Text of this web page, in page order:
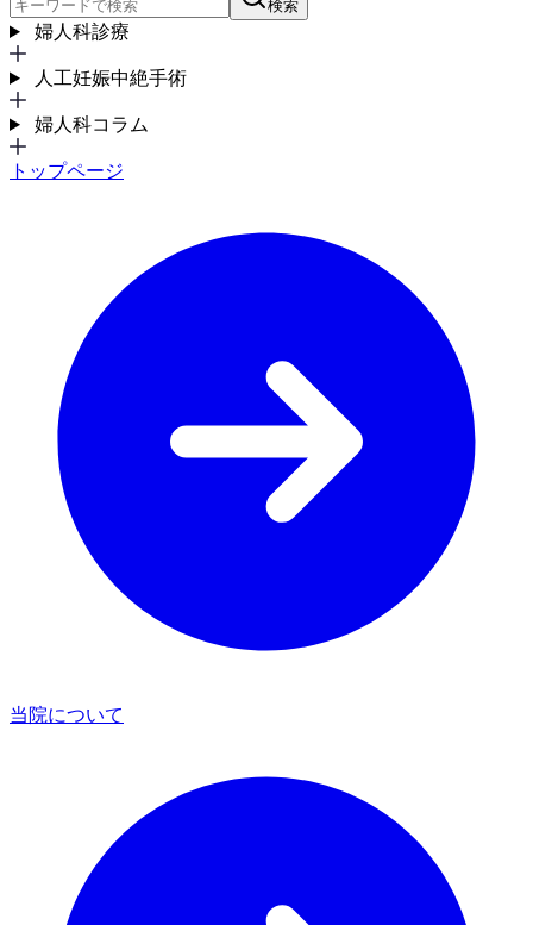
検索
婦人科診療
人工妊娠中絶手術
婦人科コラム
トップページ
当院について